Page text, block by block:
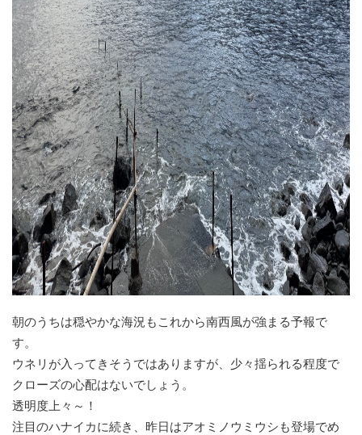
朝のうちは穏やかな海況もこれから南西風が強まる予報で
す。
ウネリが入ってきそうではありますが、少々揺られる程度で
クローズの心配はないでしょう。
透明度上々～！
注目のハナイカに続き、昨日はアオミノウミウシも登場でめ